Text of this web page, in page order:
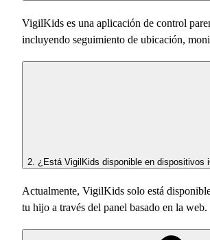
VigilKids es una aplicación de control
incluyendo seguimiento de ubicación,
2. ¿Está VigilKids disponible en dispositivos
Actualmente, VigilKids solo está
tu hijo a través del panel basado en la web.